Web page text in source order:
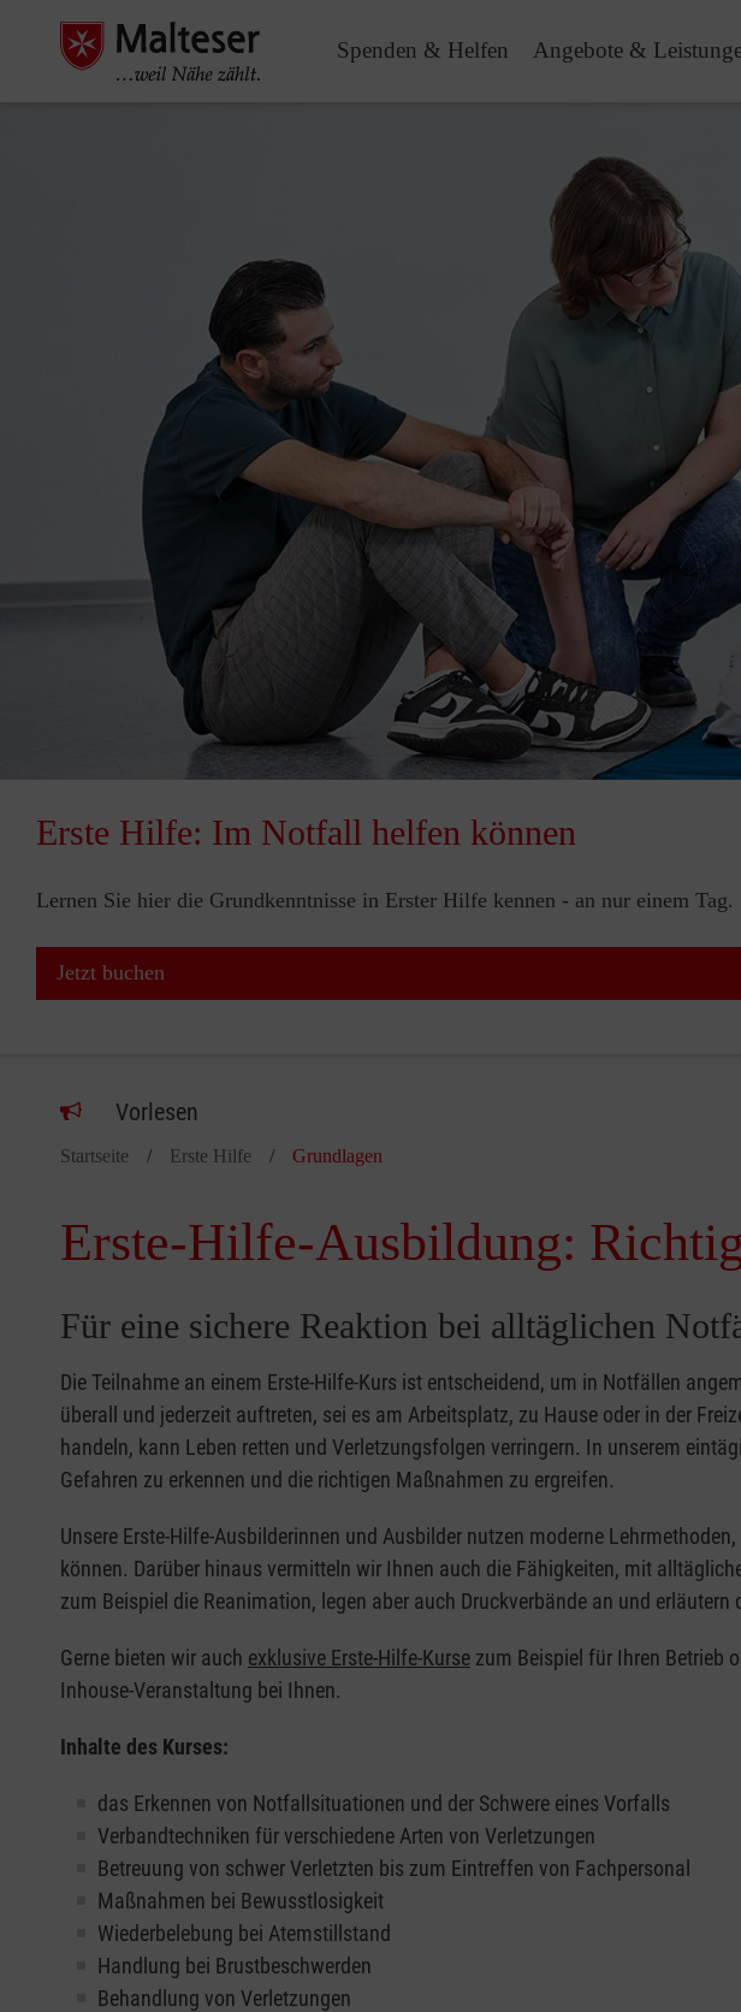
Spenden & Helfen Angebote &
Erste Hilfe: Im Notfall helfen können
Lernen Sie hier die Grundkenntnisse in Erster Hilfe kennen - an nur einem Tag.
Jetzt buchen
Vorlesen
Startseite Erste Hilfe Grundlagen
Erste-Hilfe-Ausbildung:
Für eine sichere Reaktion bei alltäglichen
Die Teilnahme an einem Erste-Hilfe-Kurs ist entscheidend, um in Notfällen
überall und jederzeit auftreten, sei es am Arbeitsplatz, zu Hause oder in der
handeln, kann Leben retten und Verletzungsfolgen verringern. In unserem
Gefahren zu erkennen und die richtigen Maßnahmen zu ergreifen.
Unsere Erste-Hilfe-Ausbilderinnen und Ausbilder nutzen moderne
können. Darüber hinaus vermitteln wir Ihnen auch die Fähigkeiten, mit
zum Beispiel die Reanimation, legen aber auch Druckverbände an und erläutern
Gerne bieten wir auch exklusive Erste-Hilfe-Kurse zum Beispiel für Ihren Betrieb
Inhouse-Veranstaltung bei Ihnen.
Inhalte des Kurses:
das Erkennen von Notfallsituationen und der Schwere eines Vorfalls
Verbandtechniken für verschiedene Arten von Verletzungen
Betreuung von schwer Verletzten bis zum Eintreffen von Fachpersonal
Maßnahmen bei Bewusstlosigkeit
Wiederbelebung bei Atemstillstand
Handlung bei Brustbeschwerden
Behandlung von Verletzungen